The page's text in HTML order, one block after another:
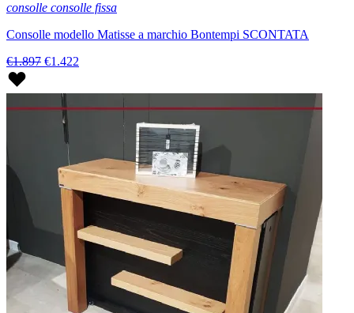
consolle consolle fissa
Consolle modello Matisse a marchio Bontempi SCONTATA
€1.897 €1.422